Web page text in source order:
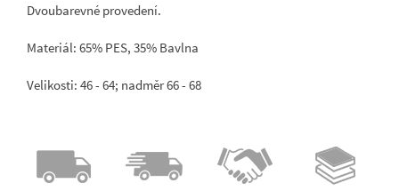
Dvoubarevné provedení.
Materiál: 65% PES, 35% Bavlna
Velikosti: 46 - 64; nadměr 66 - 68